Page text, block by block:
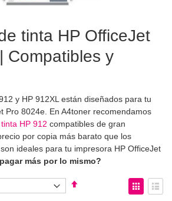
tinta HP OfficeJet
Compatibles y
y HP 912XL están diseñados para tu
Pro 8024e. En A4toner recomendamos
HP 912 compatibles de gran
por copia más barato que los
ideales para tu impresora HP OfficeJet
más por lo mismo?
Fijar
Ver
como